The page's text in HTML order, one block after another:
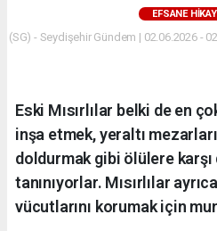
EFSANE
(SG) - Seydişehir Gündem | 02.06.2026 -
Eski Mısırlılar belki de en
inşa etmek, yeraltı
doldurmak gibi ölülere
tanınıyorlar. Mısırlılar
vücutlarını korumak için